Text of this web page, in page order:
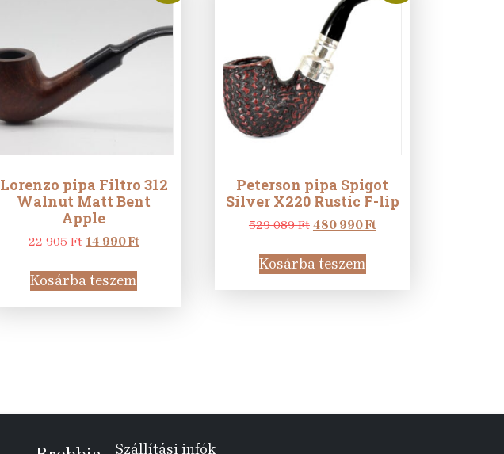
Lorenzo pipa Filtro 312
Walnut Matt Bent
Apple
22 905Ft Original
was:
22
905 Ft.
14 990FtCurrent
990 Ft.
Kosárba teszem
Peterson pipa Spigot
Silver X220 Rustic F-lip
529 089Ft Original
was:
529
089 Ft.
480 990FtCurrent
990 Ft.
Kosárba teszem
Szállítási infók